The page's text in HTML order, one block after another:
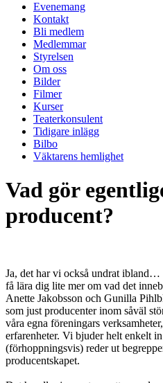
Evenemang
Kontakt
Bli medlem
Medlemmar
Styrelsen
Om oss
Bilder
Filmer
Kurser
Teaterkonsulent
Tidigare inlägg
Bilbo
Väktarens hemlighet
Vad gör
producent?
Ja, det har vi också undrat
få lära dig lite mer om vad det
Anette Jakobsson och Gunilla
som just producenter inom såväl
våra egna föreningars
erfarenheter. Vi bjuder helt enkelt
(förhoppningsvis) reder ut
producentskapet.